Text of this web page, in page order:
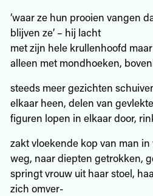
‘waar ze hun prooien vangen
blijven ze’ – hij lacht
met zijn hele krullenhoofd
alleen met mondhoeken,
steeds meer gezichten
elkaar heen, delen van gevlekte
figuren lopen in elkaar door,
zakt vloekende kop van man in
weg, naar diepten getrokken,
springt vrouw uit haar stoel,
zich omver-